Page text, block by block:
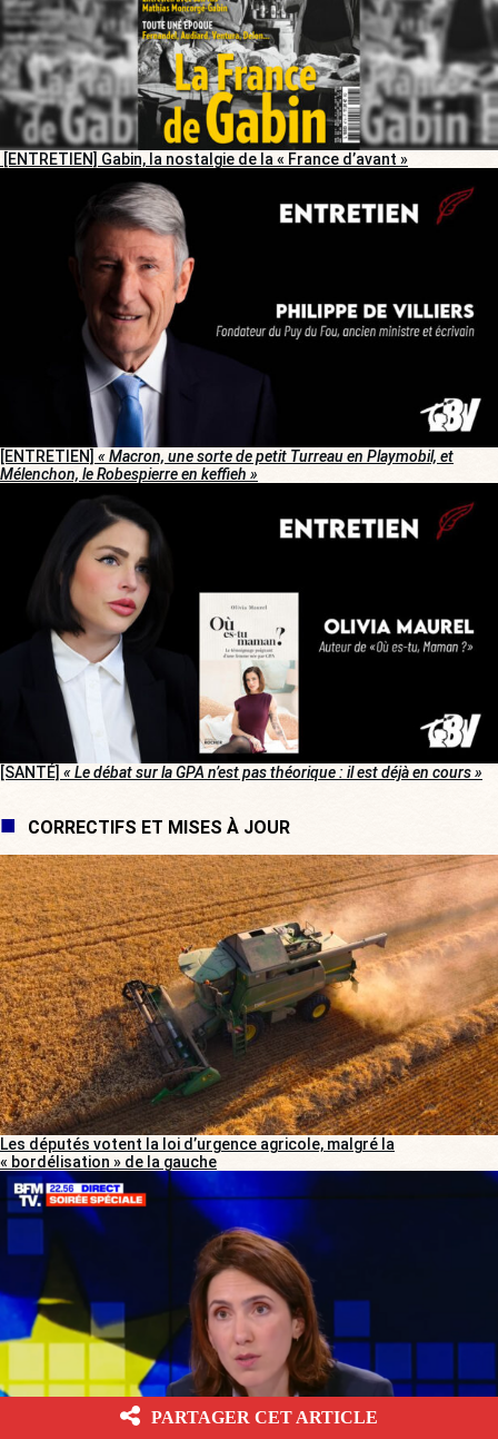
[ENTRETIEN] Gabin, la nostalgie de la « France d’avant »
[ENTRETIEN] « Macron, une sorte de petit Turreau en Playmobil, et
Mélenchon, le Robespierre en keffieh »
[SANTÉ] « Le débat sur la GPA n’est pas théorique : il est déjà en cours »
CORRECTIFS ET MISES À JOUR
Les députés votent la loi d’urgence agricole, malgré la
« bordélisation » de la gauche
PARTAGER CET ARTICLE